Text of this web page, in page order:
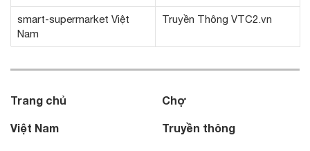
smart-supermarket Việt
Nam
Truyền Thông VTC2.vn
Trang chủ
Việt Nam
Chợ
Truyền thông